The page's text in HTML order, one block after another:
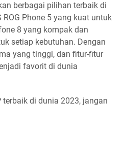
berbagai pilihan terbaik di
Phone 5 yang kuat untuk
8 yang kompak dan
setiap kebutuhan. Dengan
yang tinggi, dan fitur-fitur
favorit di dunia
di dunia 2023, jangan